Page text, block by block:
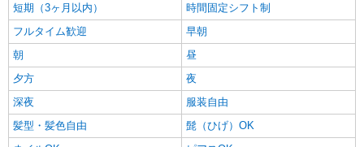
短期（3ヶ月以内）
時間固定シフト制
フルタイム歓迎
早朝
朝
昼
夕方
夜
深夜
服装自由
髪型・髪色自由
髭（ひげ）OK